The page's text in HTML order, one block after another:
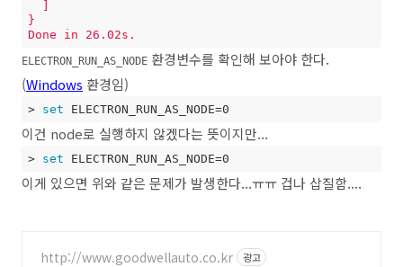
}
Done in 26.02s.
ELECTRON_RUN_AS_NODE 환경변수를 확인해 보아야 한다.
(Windows 환경임)
> set ELECTRON_RUN_AS_NODE=0
이건 node로 실행하지 않겠다는 뜻이지만...
> set ELECTRON_RUN_AS_NODE=0
이게 있으면 위와 같은 문제가 발생한다...ㅠㅠ 겁나 삽질함....
http://www.goodwellauto.co.kr 광고